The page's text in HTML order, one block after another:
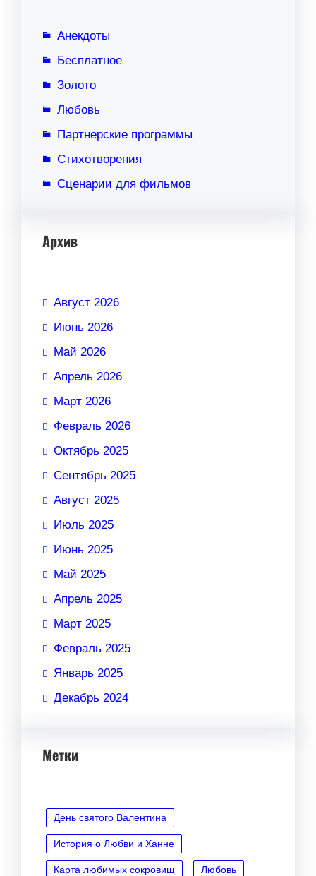
Анекдоты
Бесплатное
Золото
Любовь
Партнерские программы
Стихотворения
Сценарии для фильмов
Архив
Август 2026
Июнь 2026
Май 2026
Апрель 2026
Март 2026
Февраль 2026
Октябрь 2025
Сентябрь 2025
Август 2025
Июль 2025
Июнь 2025
Май 2025
Апрель 2025
Март 2025
Февраль 2025
Январь 2025
Декабрь 2024
Метки
День святого Валентина
История о Любви и Ханне
Карта любимых сокровищ Любовь